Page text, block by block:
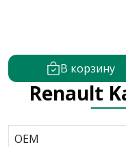
В корзину
Renault
OEM